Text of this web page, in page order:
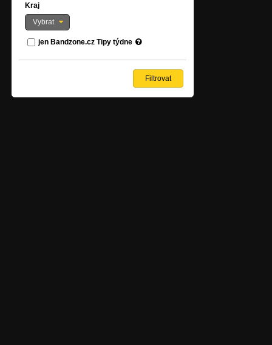
Kraj
Vybrat
jen Bandzone.cz Tipy týdne